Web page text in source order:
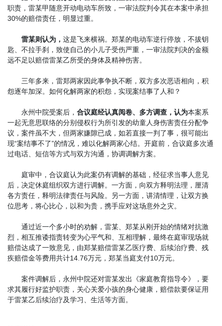
职责，雷某甲随意开动电动车所致，一审法院判令其在本案中承担
30%的赔偿责任，明显过重。
雷某则认为， 这是飞来横祸。郑某的电动车逆行停放，不拔钥
匙、不拉手刹，致使自己的小儿子受伤严重，一审法院判决的金额
远不足以赔偿雷某乙所受的身体及精神伤害。
三年多来，雷郑两家因此事争执不断，双方多次恶语相向，积
怨逐年加深。如何化解两家的积怨，实现案结事了人和？
永州中院受案后， 合议庭经认真阅卷、多方调查，认为本案系
一起无意思联络的分别侵权行为所引发的幼童人身伤害责任分配争
议，案件虽不大，但两家嫌隙已成，如若直接一判了事，很可能出
现“案结事不了”的情况，难以化解两家心结。开庭前，合议庭多次通
过电话、短信等方式与双方沟通，协调调解方案。
庭审中，合议庭认为此案仍有调解的基础，经征求当事人意见
后，决定休庭组织双方进行调解。一方面，向双方释明法理，厘清
各方责任，释明法律责任与风险。另一方面，讲清情理，让双方换
位思考，将心比心，以和为贵，携手应对这场意外之灾。
通过近一个多小时的劝解，雷某、郑某从刚开始的情绪对抗激
烈，相互推诿指责转变为心平气和、互相理解，最终在庭审现场就
赔偿达成了一致意见，由郑某赔偿雷某乙医疗费、后续治疗费、残
疾赔偿金等费用共计14.76万元，郑某当庭支付10万元。
案件调解后，永州中院还对雷某发出《家庭教育指导令》，要
求其履行好监护职责，关心关爱小孩的身心健康，赔偿款要保证用
于雷某乙后续治疗及学习、生活等方面。